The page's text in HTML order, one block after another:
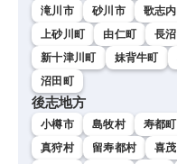
滝川市
砂川市 歌志
上砂川町
由仁町 長
新十津川町
妹背牛町
沼田町
後志地方
小樽市 島牧村 寿都町
真狩村
留寿都村 喜